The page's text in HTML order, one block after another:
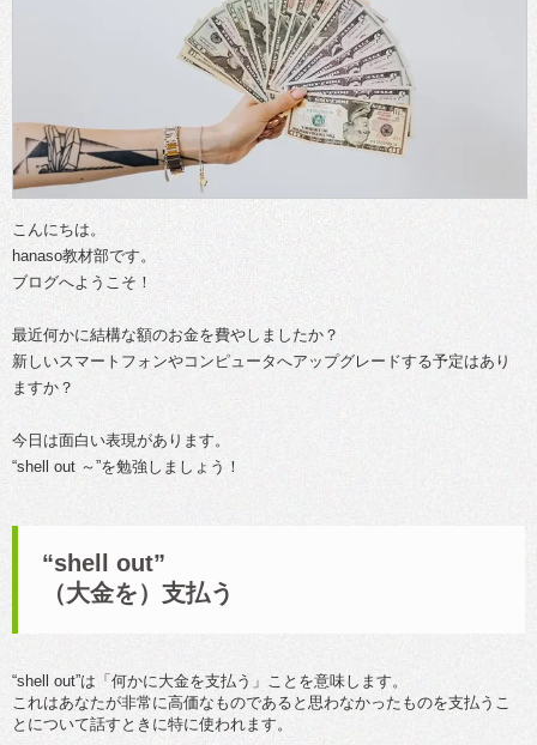
こんにちは。
hanaso教材部です。
ブログへようこそ！
最近何かに結構な額のお金を費やしましたか？
新しいスマートフォンやコンピュータへアップグレードする予定はあり
ますか？
今日は面白い表現があります。
“shell out ～”を勉強しましょう！
“shell out”
（大金を）支払う
“shell out”は「何かに大金を支払う」ことを意味します。
これはあなたが非常に高価なものであると思わなかったものを支払うこ
とについて話すときに特に使われます。